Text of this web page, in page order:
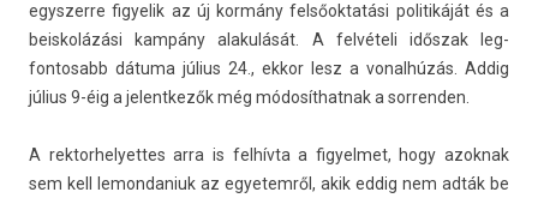
egys­zerre figyelik az új kormány felsőoktatási politikáját és a
be­is­kolázási kampány al­akulását. A felvételi időszak leg­
fontosabb dátuma július 24., ekkor lesz a vonal­húzás. Addig
július 9-éig a jelentkezők még módosít­hatnak a sor­rend­en.
A re­ktor­helyet­tes arra is felhívta a figyel­met, hogy azok­nak
sem kell lemon­daniuk az egyetem­ről, akik eddig nem adták be